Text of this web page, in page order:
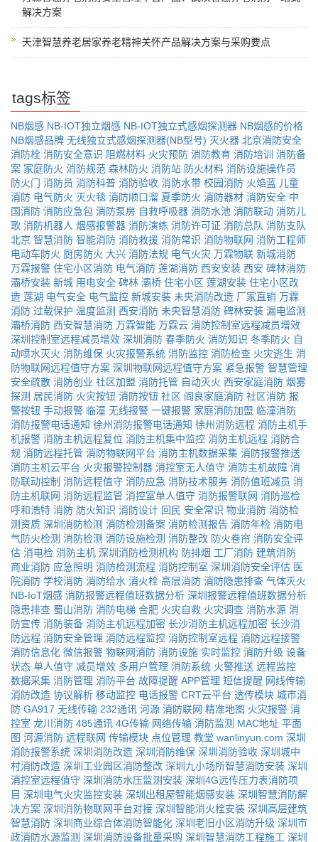
解决方案
天津智慧养老居家养老精神关怀产品解决方案与采购要点
tags标签
NB烟感 NB-IOT独立烟感 NB-IOT独立式感烟探测器 NB烟感的价格
NB烟感品牌 无线独立式感烟探测器(NB型号) 灭火器 北京消防安全
消防栓 消防安全意识 阻燃材料 火灾预防 消防教育 消防培训 消防备
案 家庭防火 消防规范 森林防火 消防站 防火材料 消防设施操作员
防火门 消防员 消防科普 消防验收 消防水带 校园消防 火焰蓝 儿童
消防 电气防火 灭火毯 消防顺口溜 夏季防火 消防器材 消防安全 中
国消防 消防应急包 消防泵房 自救呼吸器 消防水池 消防联动 消防儿
歌 消防机器人 烟感报警器 消防演练 消防许可证 消防总队 消防支队
北京 智慧消防 智能消防 消防救援 消防常识 消防物联网 消防工程师
电动车防火 厨房防火 大兴 消防法规 电气火灾 万霖物联 新城消防
万霖报警 住宅小区消防 电气消防 莲湖消防 西安安装 西安 碑林消防
灞桥安装 新城 用电安全 碑林 灞桥 住宅小区 莲湖安装 住宅小区改
造 莲湖 电气安全 电气监控 新城安装 未央消防改造 厂家直销 万霖
消防 过载保护 温度监测 西安消防 未央智慧消防 碑林安装 漏电监测
灞桥消防 西安智慧消防 万霖智能 万霖云 消防控制室远程减员增效
深圳控制室远程减员增效 深圳消防 春季防火 消防知识 冬季防火 自
动喷水灭火 消防维保 火灾报警系统 消防监控 消防检查 火灾逃生 消
防物联网远程值守方案 深圳物联网远程值守方案 紧急报警 智慧管理
安全疏散 消防创业 社区加盟 消防托管 自动灭火 西安家庭消防 烟雾
探测 居民消防 火灾按钮 消防按钮 社区 阎良家庭消防 社区消防 报
警按钮 手动报警 临潼 无线报警 一键报警 家庭消防加盟 临潼消防
消防报警电话通知 徐州消防报警电话通知 徐州消防远程 消防主机手
机报警 消防主机远程复位 消防主机集中监控 消防主机远程 消防合
规 消防远程托管 消防物联网平台 消防主机数据采集 消防报警推送
消防主机云平台 火灾报警控制器 消控室无人值守 消防主机故障 消
防联动控制 消防远程值守 消防应急 消防技术服务 消防值班减员 消
防主机联网 消防远程监管 消控室单人值守 消防报警联网 消防巡检
呼和浩特 消防 防火知识 消防设计 回民 安全常识 物业消防 消防检
测资质 深圳消防检测 消防检测备案 消防检测报告 消防年检 消防电
气防火检测 消防检测 消防设施检测 消防整改 防火卷帘 消防安全评
估 消电检 消防主机 深圳消防检测机构 防排烟 工厂消防 建筑消防
商业消防 应急照明 消防检测流程 消防控制室 深圳消防安全评估 医
院消防 学校消防 消防给水 消火栓 高层消防 消防隐患排查 气体灭火
NB-IoT烟感 消防报警远程值班数据分析 深圳报警远程值班数据分析
隐患排查 蜀山消防 消防电梯 合肥 火灾自救 火灾调查 消防水源 消
防宣传 消防装备 消防主机远程加密 长沙消防主机远程加密 长沙消
防远程 消防安全管理 消防远程监控 消防控制室远程 消防远程接警
消防信息化 微信报警 物联网消防 消防设施 实时监控 消防升级 设备
状态 单人值守 减员增效 多用户管理 消防系统 火警推送 远程监控
数据采集 消防管理 消防平台 故障提醒 APP管理 短信提醒 网线传输
消防改造 协议解析 移动监控 电话报警 CRT云平台 透传模块 城市消
防 GA917 无线传输 232通讯 河源 消防联网 精准地图 火灾报警 消
控室 龙川消防 485通讯 4G传输 网络传输 消防监测 MAC地址 平面
图 河源消防 远程联网 传输模块 点位管理 教堂 wanlinyun.com 深圳
消防报警系统 深圳消防改造 深圳消防维保 深圳消防验收 深圳城中
村消防改造 深圳工业园区消防整改 深圳九小场所智慧消防安装 深圳
消控室远程值守 深圳消防水压监测安装 深圳4G远传压力表消防项
目 深圳电气火灾监控安装 深圳出租屋智能烟感安装 深圳智慧消防解
决方案 深圳消防物联网平台对接 深圳智能消火栓安装 深圳高层建筑
智慧消防 深圳商业综合体消防智能化 深圳老旧小区消防升级 深圳市
政消防水源监测 深圳消防设备批量采购 深圳智慧消防工程施工 深圳